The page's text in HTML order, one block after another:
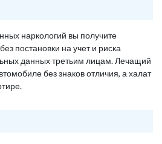
наркологий вы получите
постановки на учет и риска
данных третьим лицам. Лечащий
без знаков отличия, а халат